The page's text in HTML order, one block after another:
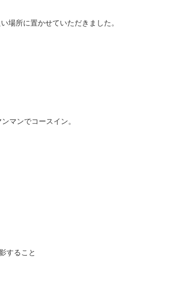
場所に置かせていただきました。
マンでコースイン。
すること